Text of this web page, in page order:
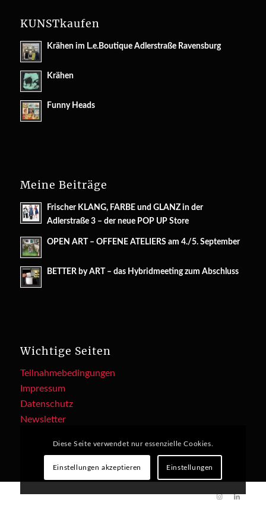
KUNSTkaufen
Krähen im L.e.Boutique Adlerstraße Ravensburg
Krähen
Funny Heads
Meine Beiträge
Frischer KLANG, FARBE und GLANZ in der
Adlerstraße 3 – der neue POP UP Store
OPEN ART – OFFENE ATELIERS am 4./5. September
BETTER by ART – das Hybridmeeting zum Abschluss
Wichtige Seiten
Teilnahmebedingungen
Impressum
Datenschutz
Newsletter
Diese Seite verwendet nur essenzielle Cookies.
Einstellungen akzeptieren Einstellungen